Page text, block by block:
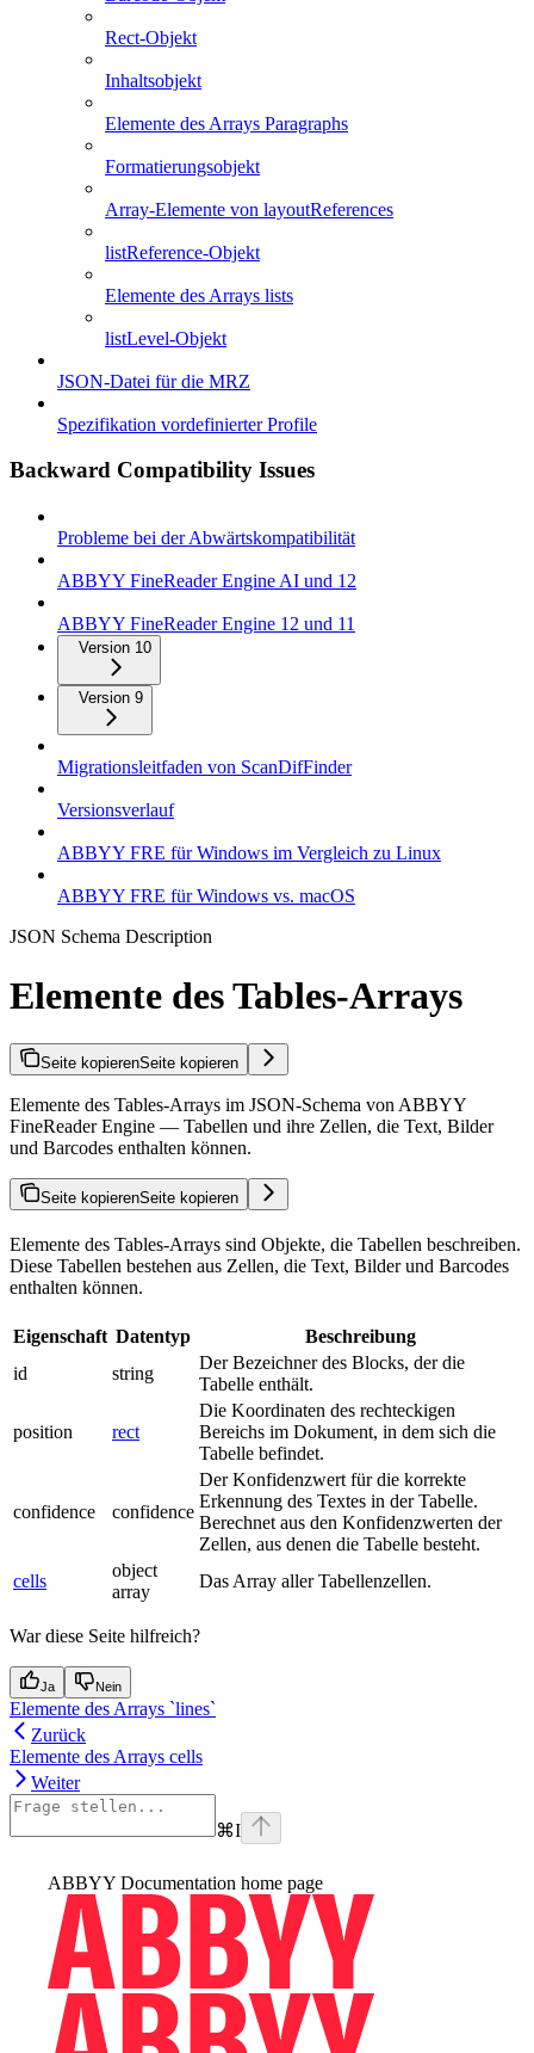
Rect-Objekt
Inhaltsobjekt
Elemente des Arrays Paragraphs
Formatierungsobjekt
Array-Elemente von layoutReferences
listReference-Objekt
Elemente des Arrays lists
listLevel-Objekt
JSON-Datei für die MRZ
Spezifikation vordefinierter Profile
Backward Compatibility Issues
Probleme bei der Abwärtskompatibilität
ABBYY FineReader Engine AI und 12
ABBYY FineReader Engine 12 und 11
Version 10
Version 9
Migrationsleitfaden von ScanDifFinder
Versionsverlauf
ABBYY FRE für Windows im Vergleich zu Linux
ABBYY FRE für Windows vs. macOS
JSON Schema Description
Elemente des Tables-Arrays
Seite kopierenSeite kopieren
Elemente des Tables-Arrays im JSON-Schema von ABBYY
FineReader Engine — Tabellen und ihre Zellen, die Text, Bilder
und Barcodes enthalten können.
Seite kopierenSeite kopieren
Elemente des Tables-Arrays sind Objekte, die Tabellen beschreiben.
Diese Tabellen bestehen aus Zellen, die Text, Bilder und Barcodes
enthalten können.
Eigenschaft Datentyp
Beschreibung
id
string
Der Bezeichner des Blocks, der die
Tabelle enthält.
position rect
Die Koordinaten des rechteckigen
Bereichs im Dokument, in dem sich die
Tabelle befindet.
confidence confidence
Der Konfidenzwert für die korrekte
Erkennung des Textes in der Tabelle.
Berechnet aus den Konfidenzwerten der
Zellen, aus denen die Tabelle besteht.
cells
object
array
Das Array aller Tabellenzellen.
War diese Seite hilfreich?
Ja Nein
Elemente des Arrays `lines`
Zurück
Elemente des Arrays cells
Weiter
⌘I
ABBYY Documentation home page